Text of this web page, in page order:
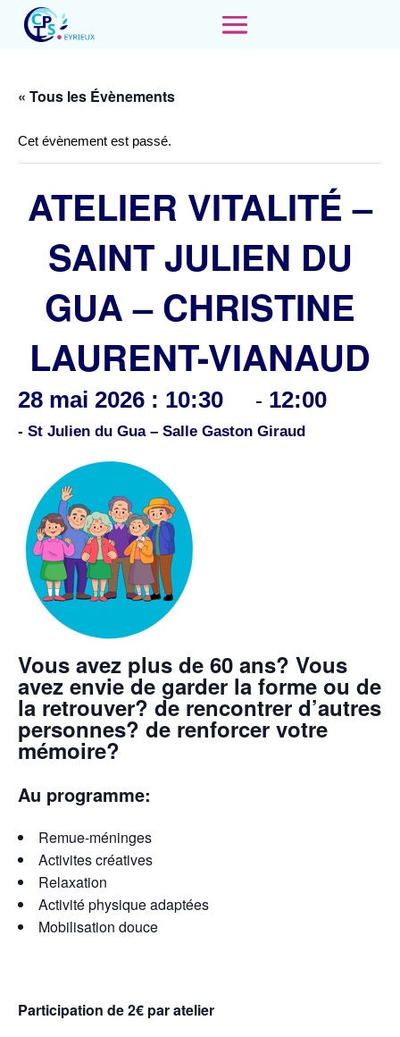
« Tous les Évènements
Cet évènement est passé.
ATELIER VITALITÉ –
SAINT JULIEN DU
GUA – CHRISTINE
LAURENT-VIANAUD
28 mai 2026 : 10:30 - 12:00
- St Julien du Gua – Salle Gaston Giraud
Vous avez plus de 60 ans? Vous
avez envie de garder la forme ou de
la retrouver? de rencontrer d’autres
personnes? de renforcer votre
mémoire?
Au programme:
Remue-méninges
Activites créatives
Relaxation
Activité physique adaptées
Mobilisation douce
Participation de 2€ par atelier